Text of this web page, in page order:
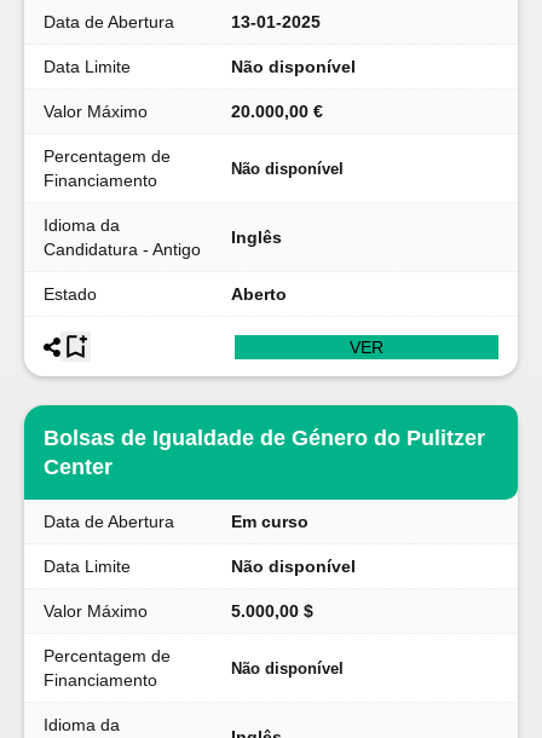
Data de Abertura 13-01-2025
Data Limite Não disponível
Valor Máximo 20.000,00 €
Percentagem de
Financiamento
Não disponível
Idioma da
Candidatura - Antigo
Inglês
Estado Aberto
VER
Bolsas de Igualdade de Género do Pulitzer
Center
Data de Abertura Em curso
Data Limite Não disponível
Valor Máximo 5.000,00 $
Percentagem de
Financiamento
Não disponível
Idioma da